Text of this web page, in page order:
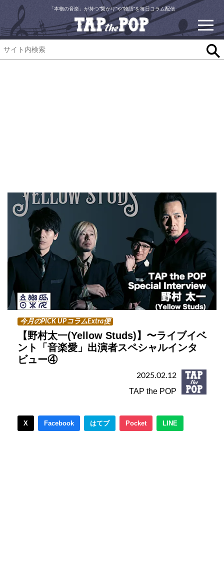
「本物の音楽」が持つ“繋がり”や“物語”を毎日コラム配信
今月のPICK UPコラムExtra便
【野村太一(Yellow Studs)】〜ライブイベ
ント「音楽愛」出演者スペシャルインタ
ビュー④
2025.02.12
TAP the POP
X Facebook はてブ Pocket LINE